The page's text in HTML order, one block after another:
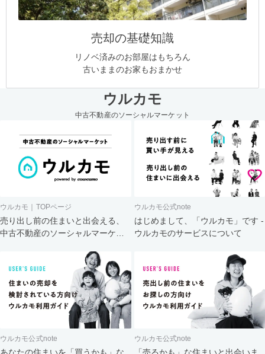
売却の基礎知識
リノベ済みのお部屋はもちろん
古いままのお家もおまかせ
ウルカモ
中古不動産のソーシャルマーケット
ウルカモ｜TOPページ
売り出し前の住まいと出会える、
中古不動産のソーシャルマーケッ
ウルカモ公式note
はじめまして、「ウルカモ」です -
ウルカモのサービスについて
ウルカモ公式note
あなたの住まいを「買うかも」な
ウルカモ公式note
「売るかも」な住まいと出会いま